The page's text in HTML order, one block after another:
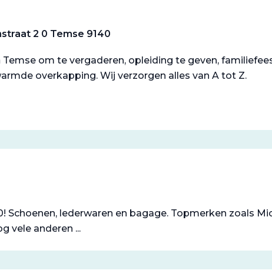
2 0 Temse 9140
Temse om te vergaderen, opleiding te geven,
overkapping. Wij verzorgen alles van A tot Z.
Schoenen, lederwaren en bagage. Topmerken zoals
vele anderen ...